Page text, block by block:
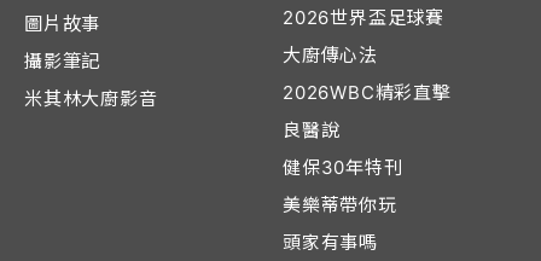
圖片故事
攝影筆記
米其林大廚影音
2026世界盃足球賽
大廚傳心法
2026WBC精彩直擊
良醫說
健保30年特刊
美樂蒂帶你玩
頭家有事嗎